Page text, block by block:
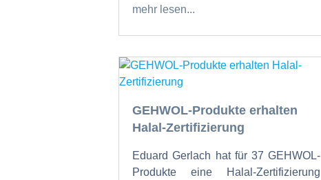
mehr lesen...
GEHWOL-Produkte erhalten
Halal-Zertifizierung
Eduard Gerlach hat für 37 GEHWOL-
Produkte eine Halal-Zertifizierung